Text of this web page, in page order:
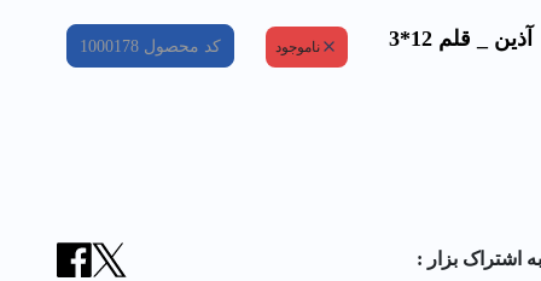
آذين _ قلم 12*3 ناموجود کد محصول 1000178
به اشتراک بزار :